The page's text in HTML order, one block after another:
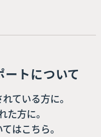
ートについて
ている方に。
た方に。
はこちら。